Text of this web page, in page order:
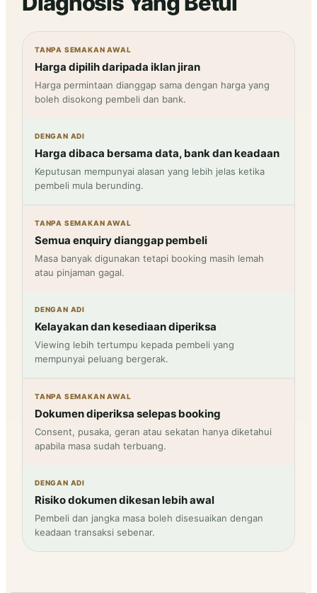
TANPA SEMAKAN AWAL
Harga dipilih daripada iklan jiran
Harga permintaan dianggap sama dengan harga yang
boleh disokong pembeli dan bank.
DENGAN ADI
Harga dibaca bersama data, bank dan keadaan
Keputusan mempunyai alasan yang lebih jelas ketika
pembeli mula berunding.
TANPA SEMAKAN AWAL
Semua enquiry dianggap pembeli
Masa banyak digunakan tetapi booking masih lemah
atau pinjaman gagal.
DENGAN ADI
Kelayakan dan kesediaan diperiksa
Viewing lebih tertumpu kepada pembeli yang
mempunyai peluang bergerak.
TANPA SEMAKAN AWAL
Dokumen diperiksa selepas booking
Consent, pusaka, geran atau sekatan hanya diketahui
apabila masa sudah terbuang.
DENGAN ADI
Risiko dokumen dikesan lebih awal
Pembeli dan jangka masa boleh disesuaikan dengan
keadaan transaksi sebenar.